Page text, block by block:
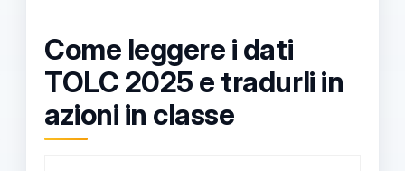
Come leggere i dati
TOLC 2025 e tradurli in
azioni in classe